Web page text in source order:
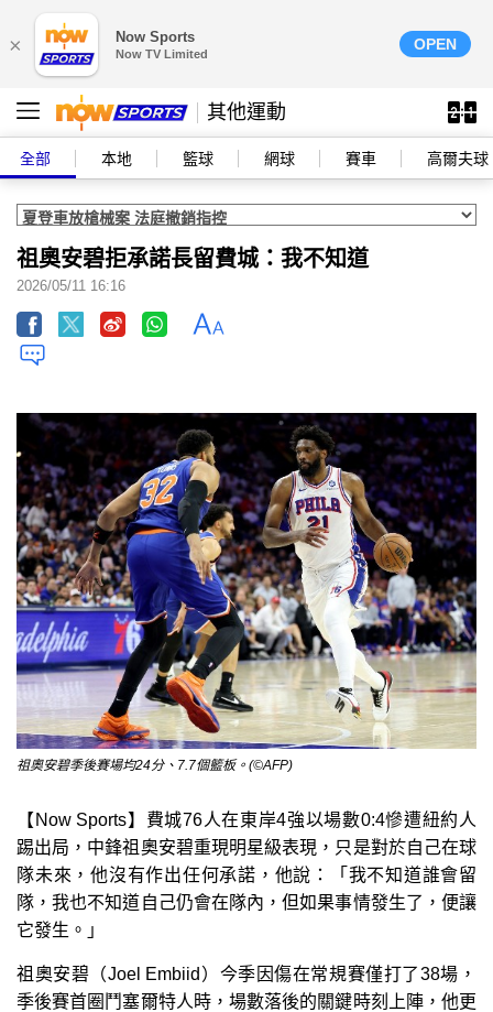
× Now Sports
Now TV Limited
OPEN
其他運動
全部 本地 籃球 網球 賽車 高爾夫球
祖奧安碧拒承諾長留費城：我不知道
2026/05/11 16:16
祖奧安碧季後賽場均24分、7.7個籃板。(©AFP)
【Now Sports】費城76人在東岸4強以場數0:4慘遭紐約人
踢出局，中鋒祖奧安碧重現明星級表現，只是對於自己在球
隊未來，他沒有作出任何承諾，他說：「我不知道誰會留
隊，我也不知道自己仍會在隊內，但如果事情發生了，便讓
它發生。」
祖奧安碧（Joel Embiid）今季因傷在常規賽僅打了38場，
季後賽首圈鬥塞爾特人時，場數落後的關鍵時刻上陣，他更